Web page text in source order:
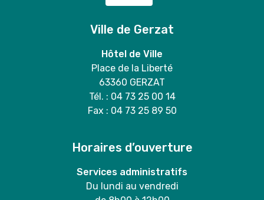
Ville de Gerzat
Hôtel de Ville
Place de la Liberté
63360 GERZAT
Tél. : 04 73 25 00 14
Fax : 04 73 25 89 50
Horaires d’ouverture
Services administratifs
Du lundi au vendredi